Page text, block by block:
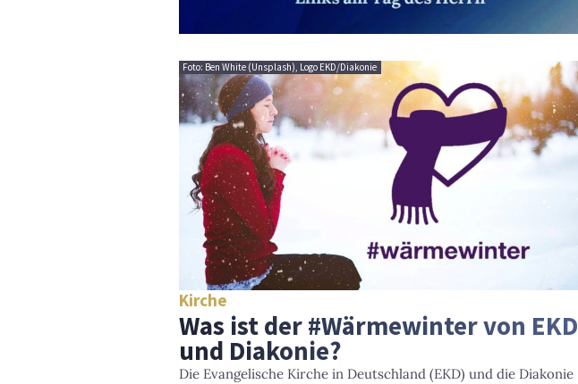
Foto: Ben White (Unsplash), Logo EKD/Diakonie
Kirche
Was ist der #Wärmewinter von EKD
und Diakonie?
Die Evangelische Kirche in Deutschland (EKD) und die Diakonie